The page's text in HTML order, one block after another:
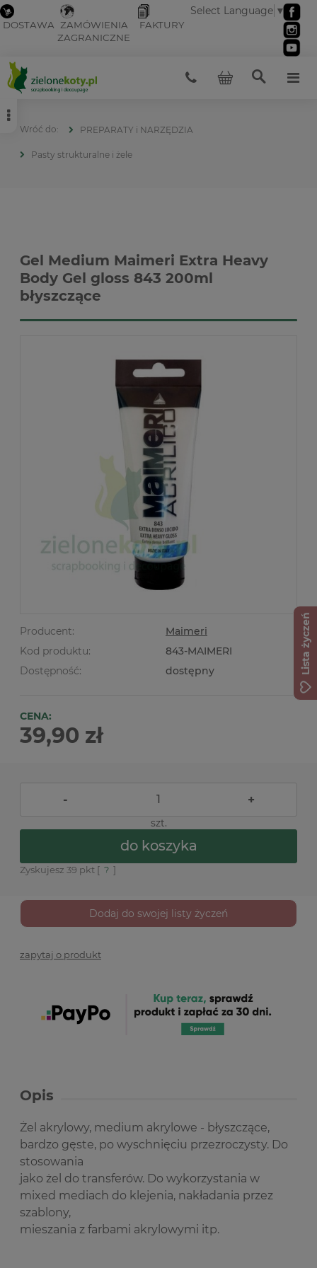
DOSTAWA ZAMÓWIENIA
ZAGRANICZNE
FAKTURY
Select Language ▼
PREPARATY i NARZĘDZIA
Pasty strukturalne i żele
Gel Medium Maimeri Extra Heavy
Body Gel gloss 843 200ml
błyszczące
Producent:
Maimeri
Kod produktu:
843-MAIMERI
Dostępność:
dostępny
CENA:
39,90 zł
- +
szt.
do koszyka
Zyskujesz 39 pkt [ ? ]
Dodaj do swojej listy życzeń
zapytaj o produkt
Opis
Żel akrylowy, medium akrylowe - błyszczące,
bardzo gęste, po wyschnięciu przezroczysty. Do
stosowania
jako żel do transferów. Do wykorzystania w
mixed mediach do klejenia, nakładania przez
szablony,
mieszania z farbami akrylowymi itp.
Lista życzeń